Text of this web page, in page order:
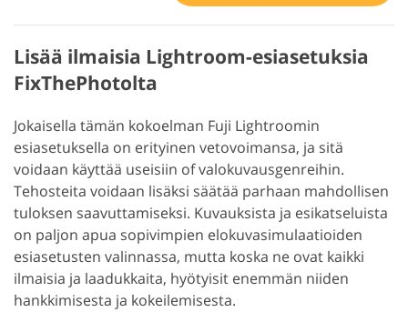
Lisää ilmaisia Lightroom-esiasetuksia
FixThePhotolta
Jokaisella tämän kokoelman Fuji Lightroomin
esiasetuksella on erityinen vetovoimansa, ja sitä
voidaan käyttää useisiin of valokuvausgenreihin.
Tehosteita voidaan lisäksi säätää parhaan mahdollisen
tuloksen saavuttamiseksi. Kuvauksista ja esikatseluista
on paljon apua sopivimpien elokuvasimulaatioiden
esiasetusten valinnassa, mutta koska ne ovat kaikki
ilmaisia ja laadukkaita, hyötyisit enemmän niiden
hankkimisesta ja kokeilemisesta.